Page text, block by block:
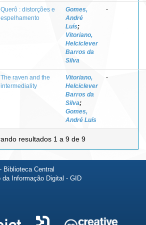
Querô : distorções e
espelhamento
Gomes,
André
Luís;
Vitoriano,
Helciclever
Barros da
Silva
-
The raven and the
intermediality
Vitoriano,
Helciclever
Barros da
Silva;
Gomes,
André Luís
-
resultados 1 a 9 de 9
Biblioteca Central
da Informação Digital - GID